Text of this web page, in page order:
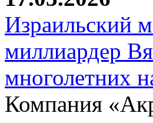
Израильский
миллиардер
многолетних
Компания